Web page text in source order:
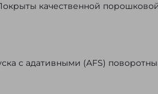
качественной
с адативными (AFS)